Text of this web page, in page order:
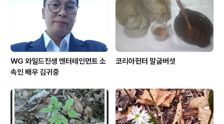
WG 와일드진생 엔터테인먼트 소
속인 배우 김귀중
코리아헌터 말굽버섯